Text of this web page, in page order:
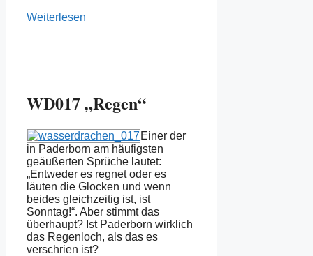
Weiterlesen
WD017 „Regen“
Einer der
in Paderborn am häufigsten
geäußerten Sprüche lautet:
„Entweder es regnet oder es
läuten die Glocken und wenn
beides gleichzeitig ist, ist
Sonntag!“. Aber stimmt das
überhaupt? Ist Paderborn wirklich
das Regenloch, als das es
verschrien ist?